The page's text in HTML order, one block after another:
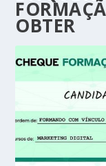
OBTER